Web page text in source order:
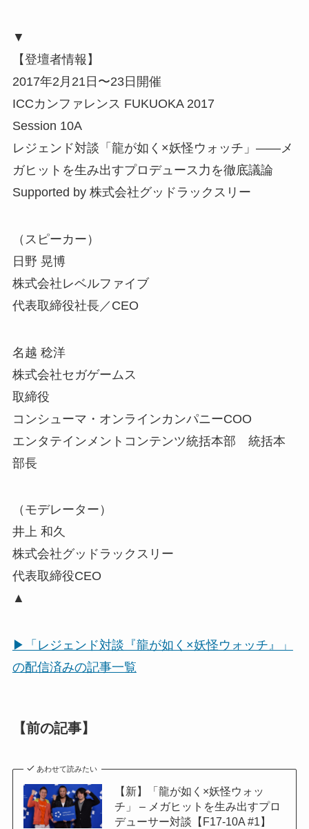
▼
【登壇者情報】
2017年2月21日〜23日開催
ICCカンファレンス FUKUOKA 2017
Session 10A
レジェンド対談「龍が如く×妖怪ウォッチ」――メ
ガヒットを生み出すプロデュース力を徹底議論
Supported by 株式会社グッドラックスリー
（スピーカー）
日野 晃博
株式会社レベルファイブ
代表取締役社長／CEO
名越 稔洋
株式会社セガゲームス
取締役
コンシューマ・オンラインカンパニーCOO
エンタテインメントコンテンツ統括本部 統括本
部長
（モデレーター）
井上 和久
株式会社グッドラックスリー
代表取締役CEO
▲
▶「レジェンド対談『龍が如く×妖怪ウォッチ』」
の配信済みの記事一覧
【前の記事】
あわせて読みたい
【新】「龍が如く×妖怪ウォッ
チ」 – メガヒットを生み出すプロ
デューサー対談【F17-10A #1】